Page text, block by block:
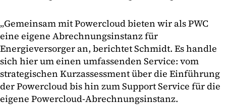
„Gemeinsam mit Powercloud bieten wir als PWC
eine eigene Abrechnungsinstanz für
Energieversorger an, berichtet Schmidt. Es handle
sich hier um einen umfassenden Service: vom
strategischen Kurzassessment über die Einführung
der Powercloud bis hin zum Support Service für die
eigene Powercloud-Abrechnungsinstanz.